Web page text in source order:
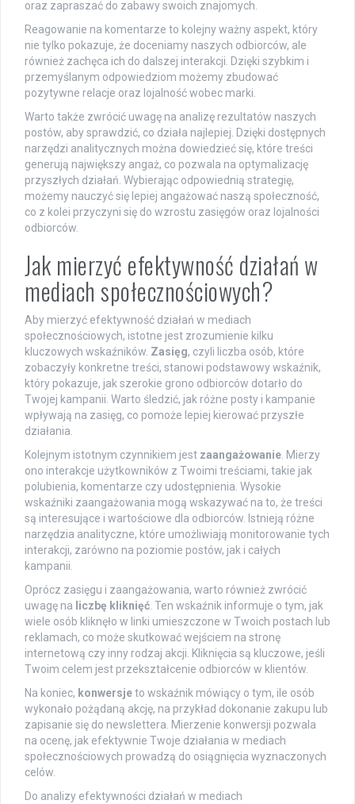
oraz zapraszać do zabawy swoich znajomych.
Reagowanie na komentarze to kolejny ważny aspekt, który
nie tylko pokazuje, że doceniamy naszych odbiorców, ale
również zachęca ich do dalszej interakcji. Dzięki szybkim i
przemyślanym odpowiedziom możemy zbudować
pozytywne relacje oraz lojalność wobec marki.
Warto także zwrócić uwagę na analizę rezultatów naszych
postów, aby sprawdzić, co działa najlepiej. Dzięki dostępnych
narzędzi analitycznych można dowiedzieć się, które treści
generują największy angaż, co pozwala na optymalizację
przyszłych działań. Wybierając odpowiednią strategię,
możemy nauczyć się lepiej angażować naszą społeczność,
co z kolei przyczyni się do wzrostu zasięgów oraz lojalności
odbiorców.
Jak mierzyć efektywność działań w
mediach społecznościowych?
Aby mierzyć efektywność działań w mediach
społecznościowych, istotne jest zrozumienie kilku
kluczowych wskaźników. Zasięg, czyli liczba osób, które
zobaczyły konkretne treści, stanowi podstawowy wskaźnik,
który pokazuje, jak szerokie grono odbiorców dotarło do
Twojej kampanii. Warto śledzić, jak różne posty i kampanie
wpływają na zasięg, co pomoże lepiej kierować przyszłe
działania.
Kolejnym istotnym czynnikiem jest zaangażowanie. Mierzy
ono interakcje użytkowników z Twoimi treściami, takie jak
polubienia, komentarze czy udostępnienia. Wysokie
wskaźniki zaangażowania mogą wskazywać na to, że treści
są interesujące i wartościowe dla odbiorców. Istnieją różne
narzędzia analityczne, które umożliwiają monitorowanie tych
interakcji, zarówno na poziomie postów, jak i całych
kampanii.
Oprócz zasięgu i zaangażowania, warto również zwrócić
uwagę na liczbę kliknięć. Ten wskaźnik informuje o tym, jak
wiele osób kliknęło w linki umieszczone w Twoich postach lub
reklamach, co może skutkować wejściem na stronę
internetową czy inny rodzaj akcji. Kliknięcia są kluczowe, jeśli
Twoim celem jest przekształcenie odbiorców w klientów.
Na koniec, konwersjeto wskaźnik mówiący o tym, ile osób
wykonało pożądaną akcję, na przykład dokonanie zakupu lub
zapisanie się do newslettera. Mierzenie konwersji pozwala
na ocenę, jak efektywnie Twoje działania w mediach
społecznościowych prowadzą do osiągnięcia wyznaczonych
celów.
Do analizy efektywności działań w mediach